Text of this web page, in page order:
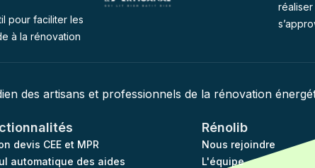
pour faciliter les
à la rénovation
réaliser
des artisans et professionnels de la rénovation
devis CEE et MPR
automatique des aides
Rénolib
Nous rejoindre
L'équipe